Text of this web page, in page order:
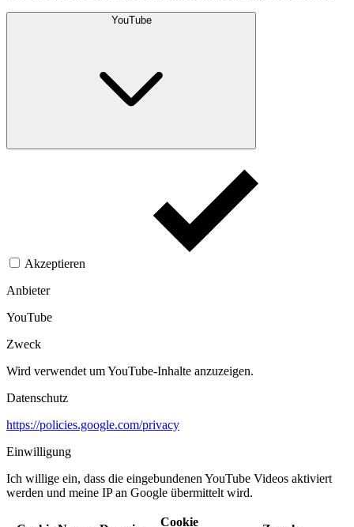
YouTube
Akzeptieren
Anbieter
YouTube
Zweck
Wird verwendet um YouTube-Inhalte anzuzeigen.​
Datenschutz
https://policies.google.com/privacy
Einwilligung
Ich willige ein, dass die eingebundenen YouTube Videos aktiviert
werden und meine IP an Google übermittelt wird.​
Cookie